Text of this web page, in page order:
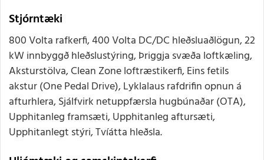
Stjórntæki
800 Volta rafkerfi, 400 Volta DC/DC hleðsluaðlögun, 22
kW innbyggð hleðslustýring, Þriggja svæða loftkæling,
Aksturstölva, Clean Zone loftræstikerfi, Eins fetils
akstur (One Pedal Drive), Lyklalaus rafdrifin opnun á
afturhlera, Sjálfvirk netuppfærsla hugbúnaðar (OTA),
Upphitanleg framsæti, Upphitanleg aftursæti,
Upphitanlegt stýri, Tvíátta hleðsla.